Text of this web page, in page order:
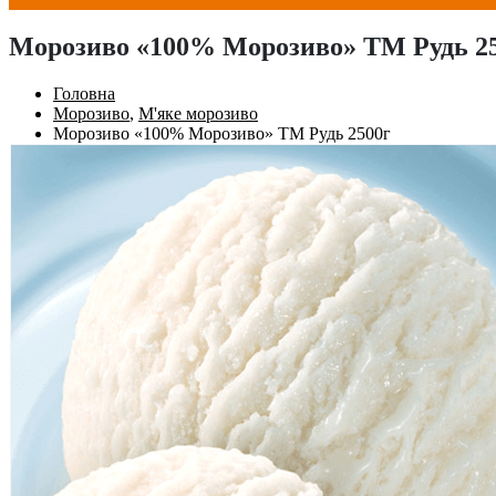
Морозиво «100% Морозиво» ТМ Рудь
Головна
Морозиво, М'яке морозиво
Морозиво «100% Морозиво» ТМ Рудь 2500г